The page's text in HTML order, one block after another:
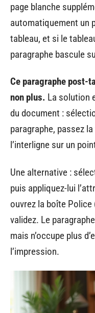
page blanche
automatiquement un
tableau, et si le
paragraphe bascule
Ce paragraphe post-
non plus. La solution
du document :
paragraphe, passez
l’interligne sur un
Une alternative :
puis appliquez-lui
ouvrez la boîte Police
validez. Le
mais n’occupe plus
l’impression.